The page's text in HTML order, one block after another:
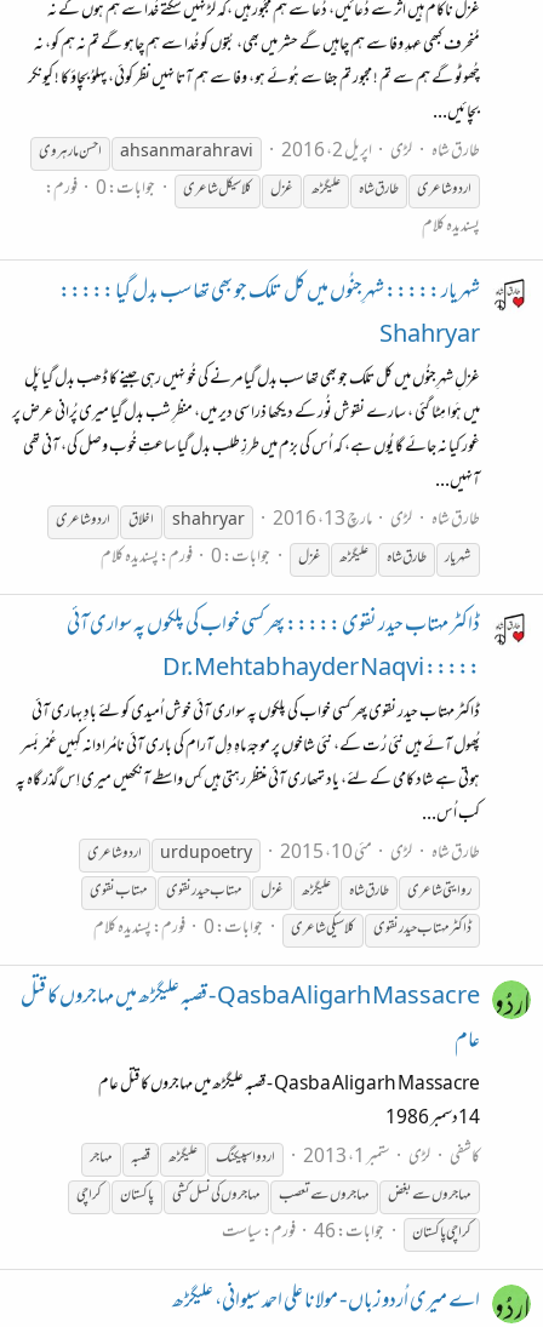
غزل ناکام ہیں اثر سے دُعائیں، دُعا سے ہم مجبُور ہیں ،کہ لڑ نہیں سکتے خُدا سے ہم ہوں گے نہ
مُنحرف کبھی عہدِ وفا سے ہم چاہیں گے حشر میں بھی، بُتوں کو خُدا سے ہم چاہو گے تم نہ ہم کو، نہ
چُھوٹو گے ہم سے تم ! مجبور تم جفا سے ہُوئے ہو، وفا سے ہم آتا نہیں نظر کوئی، پہلوُ بچاؤ کا ! کیونکر
بچائیں...
طارق شاہ
لڑی اپریل 2، 2016 ahsan marahravi
احسن مارہروی
اردو شاعری
طارق شاہ علیگڑھ غزل کلاسیکل شاعری جوابات: 0
فورم:
پسندیدہ کلام
شہریار ::::: شہرِجنُوں میں کل تلک جو بھی تھا سب بدل گیا :::::
Shahryar
غزلِ شہرِجنُوں میں کل تلک جو بھی تھا سب بدل گیا مرنے کی خُو نہیں رہی جینے کا ڈھب بدل گیا پَل
میں ہَوا مِٹا گئی ، سارے نقوش نُور کے دیکھا ذرا سی دیر میں، منظرِ شب بدل گیا میری پُرانی عرض پر
غور کیا نہ جائے گا یُوں ہے، کہ اُس کی بزم میں طرزِ طلب بدل گیا ساعتِ خُوب وصل کی، آنی تھی
آنہیں...
طارق شاہ
لڑی مارچ 13، 2016 shahryar اخلاق
اردو شاعری
شہریار
طارق شاہ علیگڑھ غزل جوابات: 0 فورم:پسندیدہ کلام
ڈاکٹر مہتاب حیدر نقوی ::::: پھر کسی خواب کی پلکوں پہ سواری آئی
::::: Dr. Mehtab hayder Naqvi
ڈاکٹر مہتاب حیدر نقوی پھر کسی خواب کی پلکوں پہ سواری آئی خوش اُمیدی کو لئے بادِ بہاری آئی
پُھول آئے ہیں نئی رُت کے، نئی شاخوں پر موجۂ ماہِ دِل آرام کی باری آئی نامُرادانہ کہِیں عُمْر بَسر
ہوتی ہے شاد کامی کے لئے، یاد تمھاری آئی منتظر رہتی ہیں کِس واسطے آنکھیں میری اِس گذر گاہ پہ
کب اُس...
طارق شاہ
لڑی مئی 10، 2015 urdu poetry
اردو شاعری
روایتی شاعری
طارق شاہ علیگڑھ غزل مہتاب حیدر نقوی
مہتاب نقوی
ڈاکٹر مہتاب حیدر نقوی
کلاسیکی شاعری جوابات: 0 فورم:پسندیدہ کلام
Qasba Aligarh Massacre - قصبہ علیگڑھ میں مہاجروں کا قتل
عام
Qasba Aligarh Massacre - قصبہ علیگڑھ میں مہاجروں کا قتل عام
14دسمبر 1986
کاشفی
لڑی ستمبر 1، 2013 اردو اسپیکنگ علیگڑھ قصبہ
مہاجر
مہاجروں سے بغض
مہاجروں سے تعصب مہاجروں کی نسل کشی پاکستان
کراچی
کراچی پاکستان
جوابات: 46 فورم:سیاست
اے میری اُردو زباں - مولانا علی احمد سیوانی، علیگڑھ